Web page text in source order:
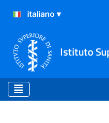
Istituto